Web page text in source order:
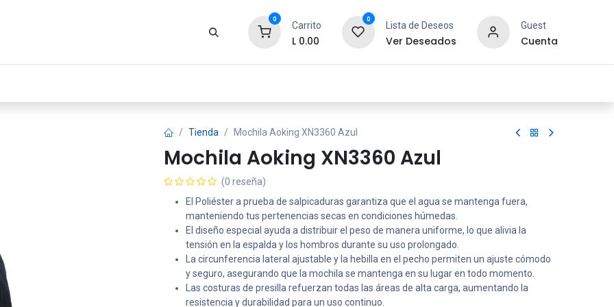
0
Carrito
L 0.00
0
Lista de Deseos
Ver Deseados
Guest
Cuenta
Tienda Mochila Aoking XN3360 Azul
Mochila Aoking XN3360 Azul
(0 reseña)
El Poliéster a prueba de salpicaduras garantiza que el agua se mantenga fuera,
manteniendo tus pertenencias secas en condiciones húmedas.
El diseño especial ayuda a distribuir el peso de manera uniforme, lo que alivia la
tensión en la espalda y los hombros durante su uso prolongado.
La circunferencia lateral ajustable y la hebilla en el pecho permiten un ajuste cómodo
y seguro, asegurando que la mochila se mantenga en su lugar en todo momento.
Las costuras de presilla refuerzan todas las áreas de alta carga, aumentando la
resistencia y durabilidad para un uso continuo.